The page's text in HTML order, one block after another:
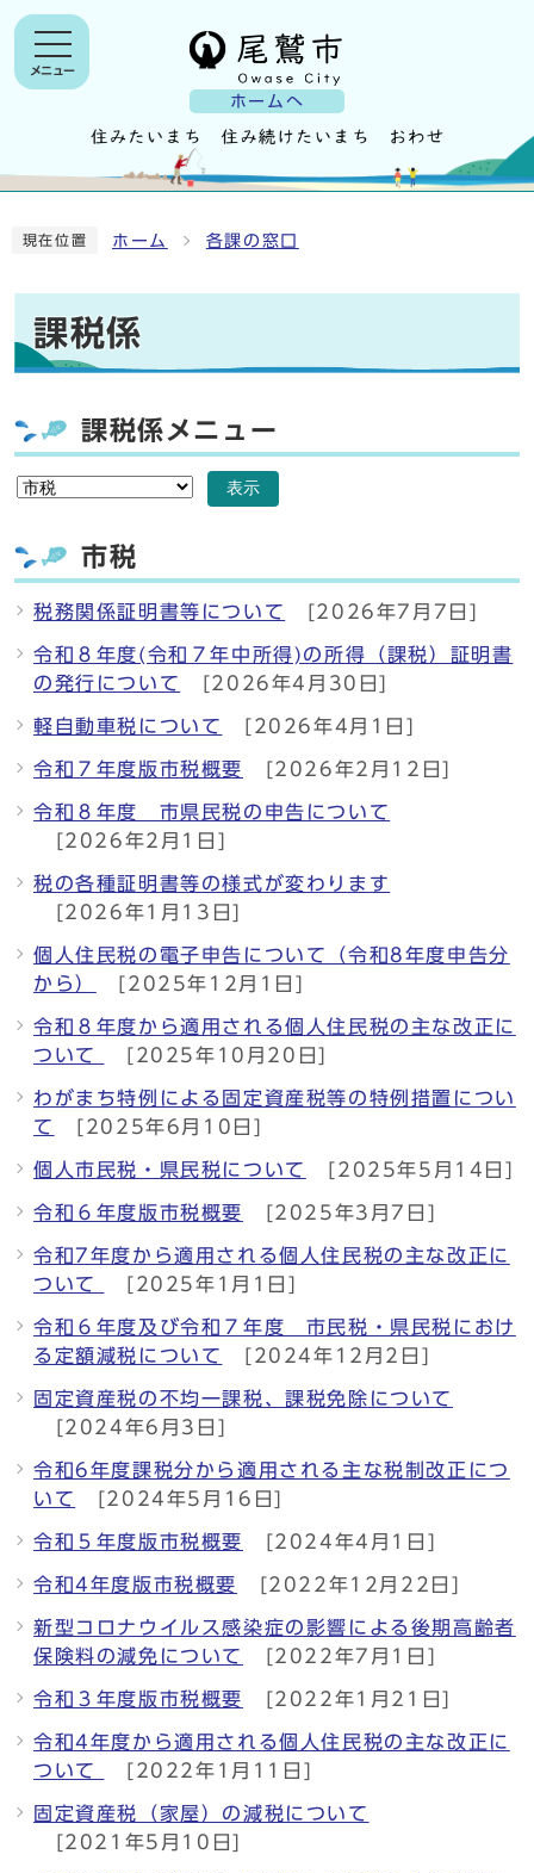
ホームへ
メニュー
現在位置 ホーム 各課の窓口
課税係
課税係メニュー
表示
市税
税務関係証明書等について [2026年7月7日]
令和８年度(令和７年中所得)の所得（課税）証明書
の発行について
[2026年4月30日]
軽自動車税について [2026年4月1日]
令和７年度版市税概要 [2026年2月12日]
令和８年度 市県民税の申告について
[2026年2月1日]
税の各種証明書等の様式が変わります
[2026年1月13日]
個人住民税の電子申告について（令和8年度申告分
から）
[2025年12月1日]
令和８年度から適用される個人住民税の主な改正に
ついて
[2025年10月20日]
わがまち特例による固定資産税等の特例措置につい
て
[2025年6月10日]
個人市民税・県民税について [2025年5月14日]
令和６年度版市税概要 [2025年3月7日]
令和7年度から適用される個人住民税の主な改正に
ついて
[2025年1月1日]
令和６年度及び令和７年度 市民税・県民税におけ
る定額減税について
[2024年12月2日]
固定資産税の不均一課税、課税免除について
[2024年6月3日]
令和6年度課税分から適用される主な税制改正につ
いて
[2024年5月16日]
令和５年度版市税概要 [2024年4月1日]
令和4年度版市税概要 [2022年12月22日]
新型コロナウイルス感染症の影響による後期高齢者
保険料の減免について
[2022年7月1日]
令和３年度版市税概要 [2022年1月21日]
令和4年度から適用される個人住民税の主な改正に
ついて
[2022年1月11日]
固定資産税（家屋）の減税について
[2021年5月10日]